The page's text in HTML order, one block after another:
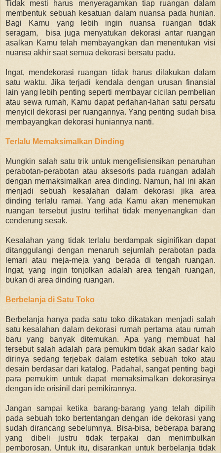
Tidak mesti harus menyeragamkan tiap ruangan dalam
membentuk sebuah kesatuan dalam nuansa pada hunian.
Bagi Kamu yang lebih ingin nuansa ruangan tidak
seragam, bisa juga menyatukan dekorasi antar ruangan
asalkan Kamu telah membayangkan dan menentukan visi
nuansa akhir saat semua dekorasi bersatu padu.
Ingat, mendekorasi ruangan tidak harus dilakukan dalam
satu waktu. Jika terjadi kendala dengan urusan finansial
lain yang lebih penting seperti membayar cicilan pembelian
atau sewa rumah, Kamu dapat perlahan-lahan satu persatu
menyicil dekorasi per ruangannya. Yang penting sudah bisa
membayangkan dekorasi huniannya nanti.
Terlalu Memaksimalkan Dinding
Mungkin salah satu trik untuk mengefisiensikan penaruhan
perabotan-perabotan atau aksesoris pada ruangan adalah
dengan memaksimalkan area dinding. Namun, hal ini akan
menjadi sebuah kesalahan dalam dekorasi jika area
dinding terlalu ramai. Yang ada Kamu akan menemukan
ruangan tersebut justru terlihat tidak menyenangkan dan
cenderung sesak.
Kesalahan yang tidak terlalu berdampak siginifikan dapat
ditanggulangi dengan menaruh sejumlah perabotan pada
lemari atau meja-meja yang berada di tengah ruangan.
Ingat, yang ingin tonjolkan adalah area tengah ruangan,
bukan di area dinding ruangan.
Berbelanja di Satu Toko
Berbelanja hanya pada satu toko dikatakan menjadi salah
satu kesalahan dalam dekorasi rumah pertama atau rumah
baru yang banyak ditemukan. Apa yang membuat hal
tersebut salah adalah para pemukim tidak akan sadar kalo
dirinya sedang terjebak dalam estetika sebuah toko atau
desain berdasar dari katalog. Padahal, sangat penting bagi
para pemukim untuk dapat memaksimalkan dekorasinya
dengan ide orisinil dari pemikirannya.
Jangan sampai ketika barang-barang yang telah dipilih
pada sebuah toko bertentangan dengan ide dekorasi yang
sudah dirancang sebelumnya. Bisa-bisa, beberapa barang
yang dibeli justru tidak terpakai dan menimbulkan
pemborosan. Untuk itu, disarankan untuk berbelanja tidak